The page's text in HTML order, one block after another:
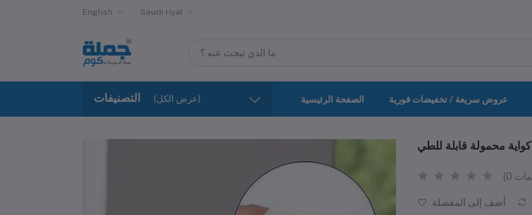
English Saudi riyal
التصنيفات (عرض الكل) الصفحة الرئيسية عروض سريعة / تخفيضات فورية
كواية محمولة قابلة للطي
أضف إلى المفضلة